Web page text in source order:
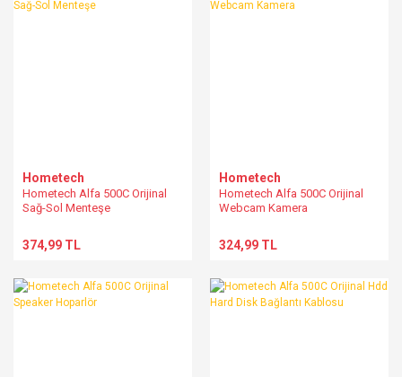
Hometech
Hometech Alfa 500C Orijinal
Sağ-Sol Menteşe
374,99 TL
Hometech
Hometech Alfa 500C Orijinal
Webcam Kamera
324,99 TL